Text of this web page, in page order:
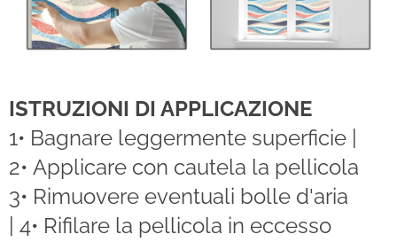
ISTRUZIONI DI APPLICAZIONE
1• Bagnare leggermente superficie |
2• Applicare con cautela la pellicola
3• Rimuovere eventuali bolle d'aria
| 4• Rifilare la pellicola in eccesso